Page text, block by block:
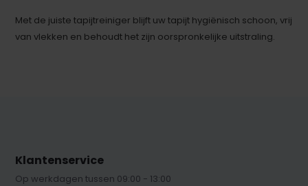
Met de juiste tapijtreiniger blijft uw tapijt hygiënisch schoon, vrij
van vlekken en behoudt het zijn oorspronkelijke uitstraling.
Klantenservice
Op werkdagen tussen 09:00 - 13:00